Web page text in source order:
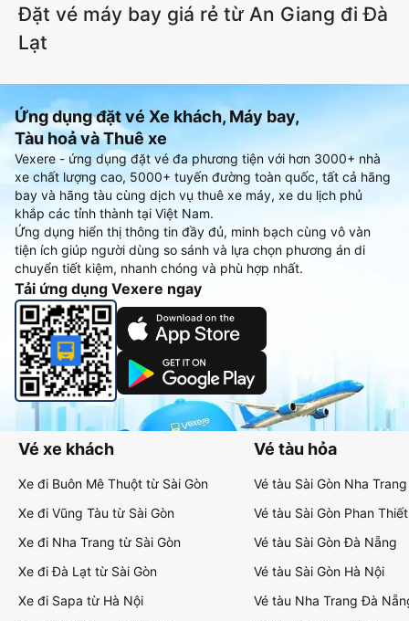
Đặt vé máy bay giá rẻ từ An Giang đi Đà
Lạt
Ứng dụng đặt vé Xe khách, Máy bay,
Tàu hoả và Thuê xe
Vexere - ứng dụng đặt vé đa phương tiện với hơn 3000+ nhà
xe chất lượng cao, 5000+ tuyến đường toàn quốc, tất cả hãng
bay và hãng tàu cùng dịch vụ thuê xe máy, xe du lịch phủ
khắp các tỉnh thành tại Việt Nam.
Ứng dụng hiển thị thông tin đầy đủ, minh bạch cùng vô vàn
tiện ích giúp người dùng so sánh và lựa chọn phương án di
chuyển tiết kiệm, nhanh chóng và phù hợp nhất.
Tải ứng dụng Vexere ngay
Vé xe khách
Xe đi Buôn Mê Thuột từ Sài Gòn
Xe đi Vũng Tàu từ Sài Gòn
Xe đi Nha Trang từ Sài Gòn
Xe đi Đà Lạt từ Sài Gòn
Xe đi Sapa từ Hà Nội
Vé tàu hỏa
Vé tàu Sài Gòn Nha Trang
Vé tàu Sài Gòn Phan Thiết
Vé tàu Sài Gòn Đà Nẵng
Vé tàu Sài Gòn Hà Nội
Vé tàu Nha Trang Đà